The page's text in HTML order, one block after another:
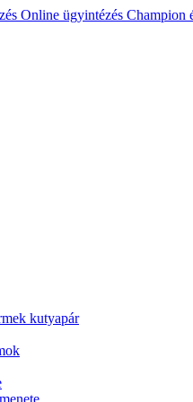
Online ügyintézés Champion
kutyapár